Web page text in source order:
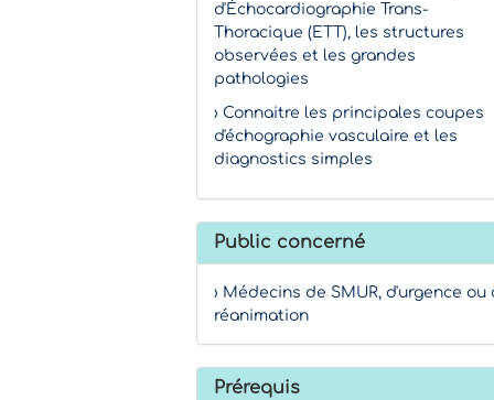
d'Échocardiographie Trans-
Thoracique (ETT), les structures
observées et les grandes
pathologies
› Connaitre les principales coupes
d'échographie vasculaire et les
diagnostics simples
Public concerné
› Médecins de SMUR, d'urgence ou
réanimation
Prérequis